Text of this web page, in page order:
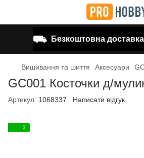
⛟ Безкоштовна доставка
Вишивання та шиття Аксесуари
GC001 Косточки д/
Артикул: 1068337 Написати відгук
3